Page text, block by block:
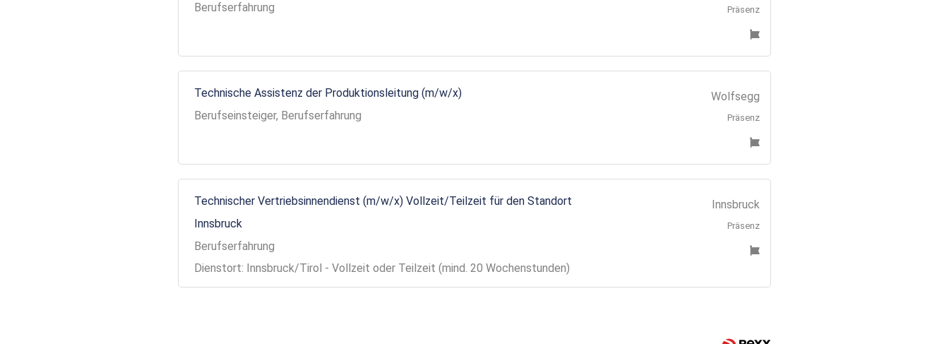
Berufserfahrung
Präsenz
Technische Assistenz der Produktionsleitung (m/w/x)
Berufseinsteiger, Berufserfahrung
Wolfsegg
Präsenz
Technischer Vertriebsinnendienst (m/w/x) Vollzeit/Teilzeit für den Standort
Innsbruck
Berufserfahrung
Dienstort: Innsbruck/Tirol - Vollzeit oder Teilzeit (mind. 20 Wochenstunden)
Innsbruck
Präsenz